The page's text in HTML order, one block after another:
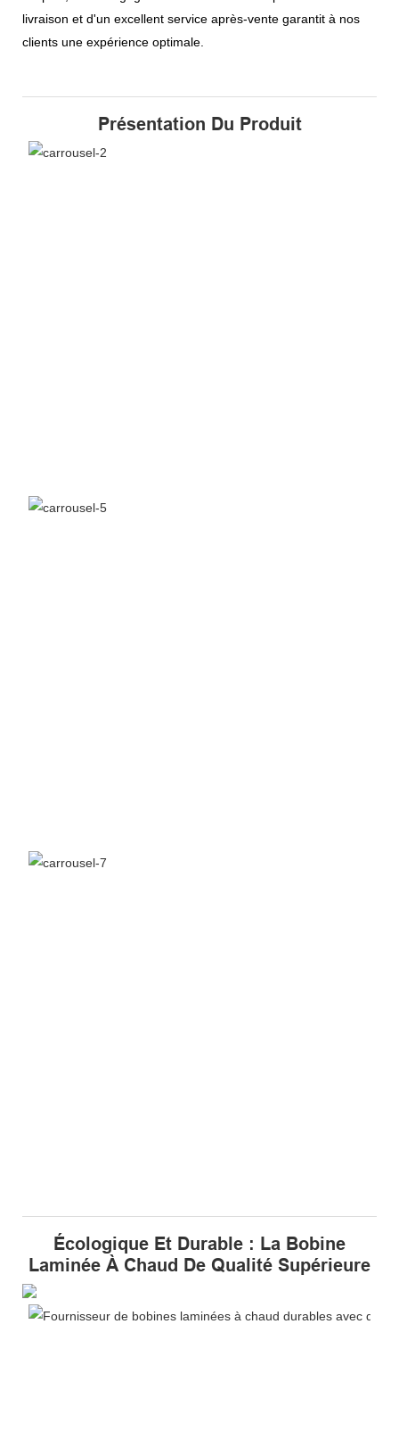
livraison et d'un excellent service après-vente garantit à nos
clients une expérience optimale.
Présentation Du Produit
Écologique Et Durable : La Bobine
Laminée À Chaud De Qualité Supérieure